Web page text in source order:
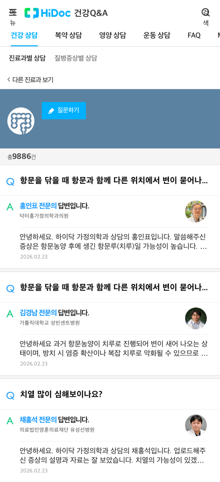
건강Q&A
건강 상담 복약 상담 영양 상담 운동 상담 FAQ
메
뉴
검
색
진료과별 상담 질병증상별 상담
다른 진료과 보기
질문하기
총9886건
항문을 닦을 때 항문과 함께 다른 위치에서 변이 묻어나옵니다
홍인표 전문의 답변입니다.
닥터홍가정의학과의원
안녕하세요. 하이닥 가정의학과 상담의 홍인표입니다. 말씀해주신
증상은 항문농양 후에 생긴 항문루(치루)일 가능성이 높습니다. 항
문농양이 생기면 그 부위가 터지 ...
2026.02.23
항문을 닦을 때 항문과 함께 다른 위치에서 변이 묻어나옵니다
김경남 전문의 답변입니다.
가톨릭대학교 성빈센트병원
안녕하세요 과거 항문농양이 치루로 진행되어 변이 새어 나오는 상
태이며, 방치 시 염증 확산이나 복잡 치루로 악화될 수 있으므로 항
문외과를 방문하여 근본적인 ...
2026.02.23
치열 많이 심해보이나요?
채홍석 전문의 답변입니다.
의료법인영훈의료재단 유성선병원
안녕하세요. 하이닥 가정의학과 상담의 채홍석입니다. 업로드해주
신 증상의 설명과 자료는 잘 보았습니다. 치열의 가능성이 있겠습니
다. 아주 심해보이지는 않구요 항 ...
2026.02.23